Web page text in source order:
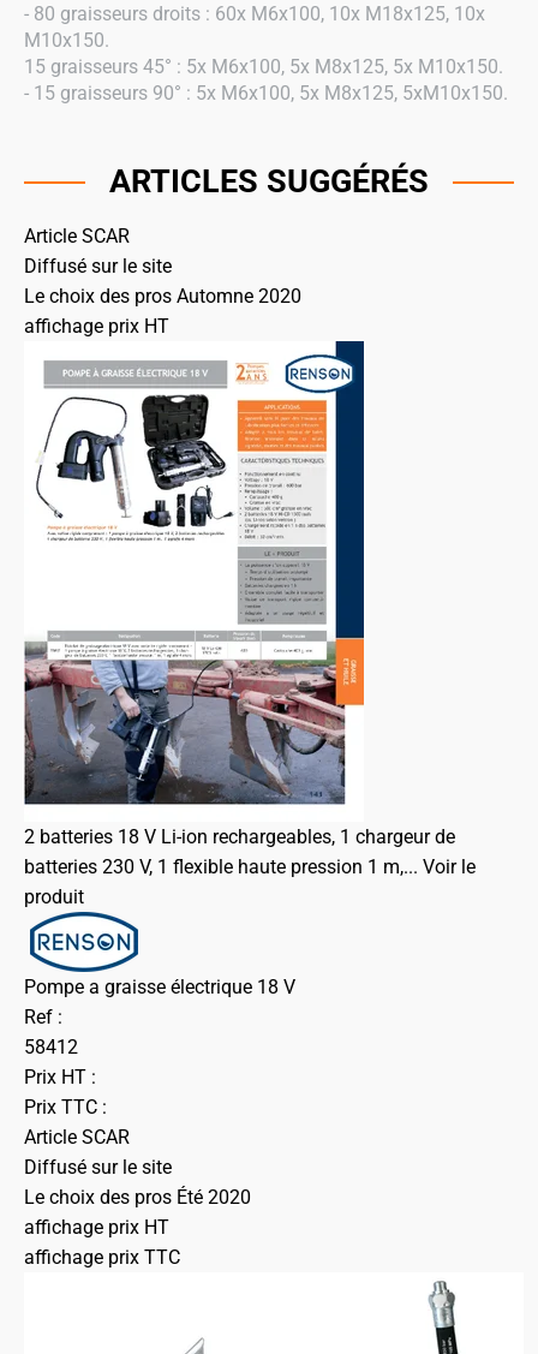
- 80 graisseurs droits : 60x M6x100, 10x M18x125, 10x
M10x150.
15 graisseurs 45° : 5x M6x100, 5x M8x125, 5x M10x150.
- 15 graisseurs 90° : 5x M6x100, 5x M8x125, 5xM10x150.
ARTICLES SUGGÉRÉS
Article SCAR
Diffusé sur le site
Le choix des pros Automne 2020
affichage prix HT
2 batteries 18 V Li-ion rechargeables, 1 chargeur de
batteries 230 V, 1 flexible haute pression 1 m,... Voir le
produit
Pompe a graisse électrique 18 V
Ref :
58412
Prix HT :
Prix TTC :
Article SCAR
Diffusé sur le site
Le choix des pros Été 2020
affichage prix HT
affichage prix TTC